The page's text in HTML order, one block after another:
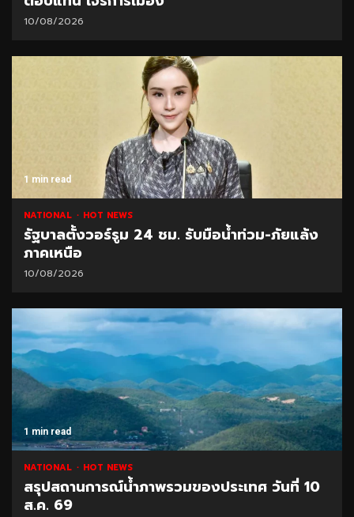
10/08/2026
1 min read
NATIONAL HOT NEWS
รัฐบาลตั้งวอร์รูม 24 ชม. รับมือน้ำท่วม-ภัยแล้ง
ภาคเหนือ
10/08/2026
1 min read
NATIONAL HOT NEWS
สรุปสถานการณ์น้ำภาพรวมของประเทศ วันที่ 10
ส.ค. 69